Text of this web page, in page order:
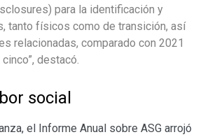
para la identificación y
tanto físicos como de transición, así
relacionadas, comparado con 2021
destacó.
social
el Informe Anual sobre ASG arrojó